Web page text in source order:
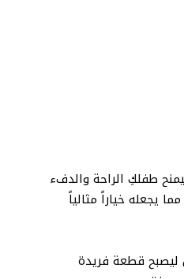
طفلكِ الراحة والدفء
يجعله خياراً مثالياً
ليصبح قطعة فريدة